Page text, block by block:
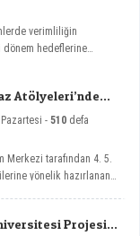
verimliliğin
dönem hedeflerine
Atölyeleri’nde
- 510 defa
Merkezi tarafından 4. 5.
yönelik hazırlanan
amaçlayan DPÜ Çocuk
Projesi